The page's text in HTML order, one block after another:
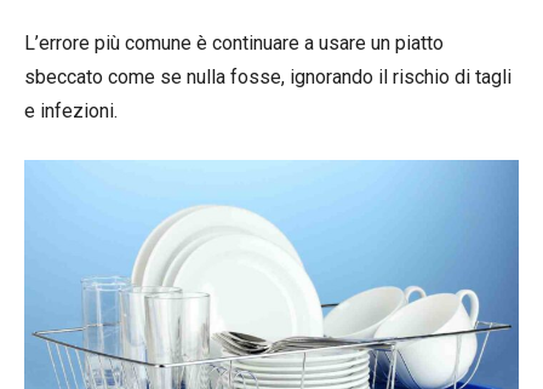
L’errore più comune è continuare a usare un piatto
sbeccato come se nulla fosse, ignorando il rischio di tagli
e infezioni.